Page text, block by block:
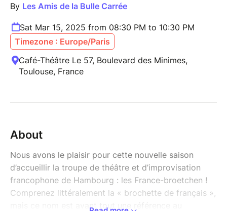
By Les Amis de la Bulle Carrée
Sat Mar 15, 2025 from 08:30 PM to 10:30 PM
Timezone : Europe/Paris
Café-Théâtre Le 57, Boulevard des Minimes,
Toulouse, France
About
Nous avons le plaisir pour cette nouvelle saison
d’accueillir la troupe de théâtre et d’improvisation
francophone de Hambourg : les France-broetchen !
Comprenez littéralement la « brochette de français »,
mais ce nom est avant tout une référence au